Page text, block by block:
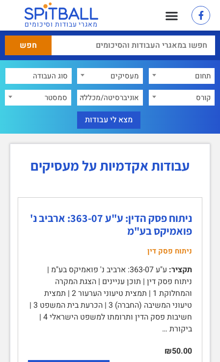
מאגרי עבודות וסיכומים
תחום
מעסיקים
קורס
אוניברסיטה/מכללה סמסטר
עבודות אקדמיות על מעסיקים
ניתוח פסק הדין: ע"ע 363-07: ארביב נ'
פואמיקס בע"מ
ניתוח פסק דין
תקציר:
ע"ע 363-07: ארביב נ' פואמיקס בע"מ |
ניתוח פסק דין | תוכן עניינים | הצגת המקרה
והמחלוקת 1 | תמצית טיעוני הערעור 2 | תמצית
טיעוני המשיבה (החברה) 3 | הכרעת בית המשפט 3 |
חשיבות פסק הדין ותרומתו למשפט הישראלי 4 |
ביקורת …
₪50.00